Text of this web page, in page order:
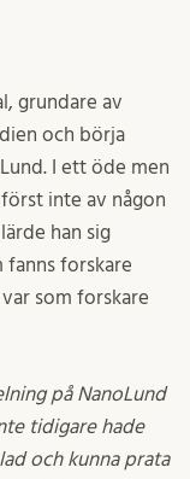
grundare av
och börja
I ett öde men
inte av någon
han sig
fanns forskare
som forskare
på NanoLund
tidigare hade
och kunna prata